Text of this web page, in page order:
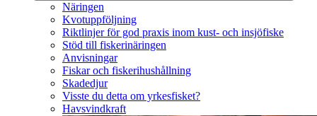
Näringen
Kvotuppföljning
Riktlinjer för god praxis inom kust- och insjöfiske
Stöd till fiskerinäringen
Anvisningar
Fiskar och fiskerihushållning
Skadedjur
Visste du detta om yrkesfisket?
Havsvindkraft